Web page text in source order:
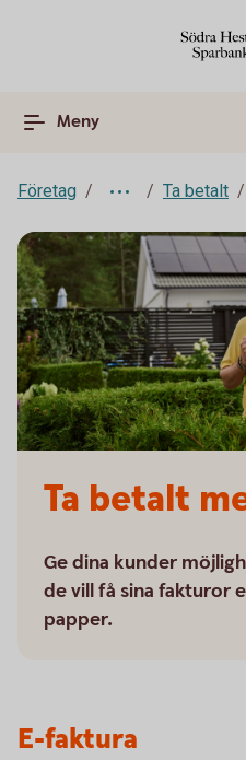
Meny
Företag Ta betalt
Ta betalt
Ge dina kunder
de vill få sina fakturor
papper.
E-faktura